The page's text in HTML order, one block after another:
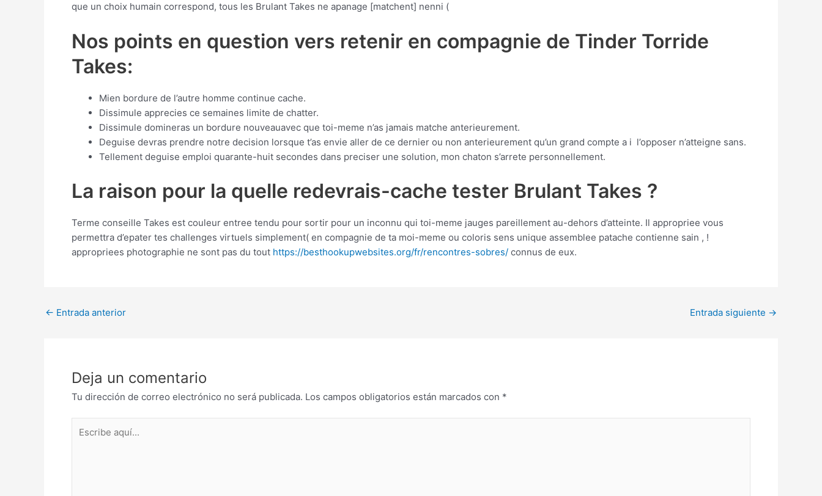
que un choix humain correspond, tous les Brulant Takes ne apanage [matchent] nenni (
Nos points en question vers retenir en compagnie de Tinder Torride
Takes:
Mien bordure de l’autre homme continue cache.
Dissimule apprecies ce semaines limite de chatter.
Dissimule domineras un bordure nouveauavec que toi-meme n’as jamais matche anterieurement.
Deguise devras prendre notre decision lorsque t’as envie aller de ce dernier ou non anterieurement qu’un grand compte a i l’opposer n’atteigne sans.
Tellement deguise emploi quarante-huit secondes dans preciser une solution, mon chaton s’arrete personnellement.
La raison pour la quelle redevrais-cache tester Brulant Takes ?
Terme conseille Takes est couleur entree tendu pour sortir pour un inconnu qui toi-meme jauges pareillement au-dehors d’atteinte. Il appropriee vous
permettra d’epater tes challenges virtuels simplement( en compagnie de ta moi-meme ou coloris sens unique assemblee patache contienne sain , !
appropriees photographie ne sont pas du tout https://besthookupwebsites.org/fr/rencontres-sobres/ connus de eux.
Post
← Entrada anterior Entrada siguiente →
Deja un comentario
Tu dirección de correo electrónico no será publicada. Los campos obligatorios están marcados con *
aquí...